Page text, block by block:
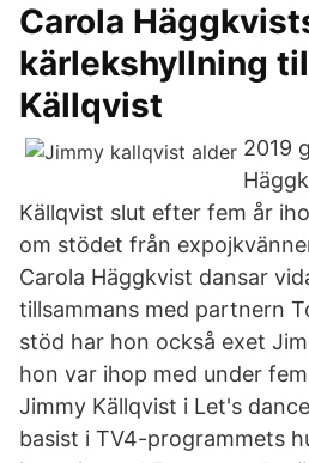
Carola
kärlekshyllning
Källqvist
2019
Källqvist slut efter fem år
om stödet från
Carola Häggkvist dansar
tillsammans med partnern
stöd har hon också exet
hon var ihop med under
Jimmy Källqvist i Let's
basist i TV4-programmets